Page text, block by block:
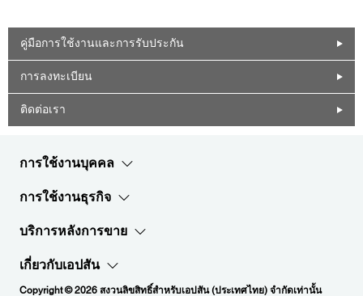
คู่มือการใช้งานและการรับประกัน
การลงทะเบียน
ติดต่อเรา
การใช้งานบุคคล
การใช้งานธุรกิจ
บริการหลังการขาย
เกี่ยวกับเอปสัน
Copyright © 2026 สงวนลิขสิทธิ์สำหรับเอปสัน (ประเทศไทย) จำกัดเท่านั้น